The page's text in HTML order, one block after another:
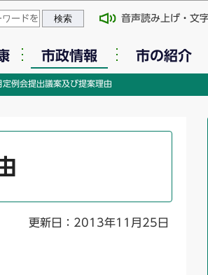
へ移動
音声読み上げ・文
市政情報 市の紹介
例会提出議案及び提案理由
更新日：2013年11月25日